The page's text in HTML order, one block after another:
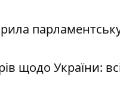
щодо України: